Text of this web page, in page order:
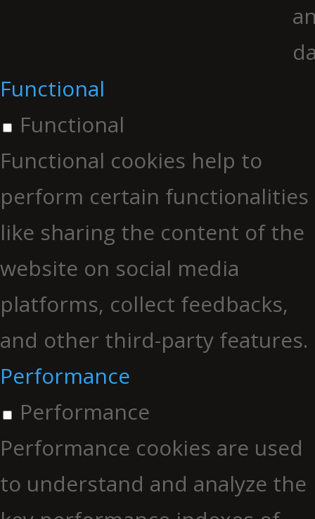
Functional
Functional
Functional cookies help to
perform certain functionalities
like sharing the content of the
website on social media
platforms, collect feedbacks,
and other third-party features.
Performance
Performance
Performance cookies are used
to understand and analyze the